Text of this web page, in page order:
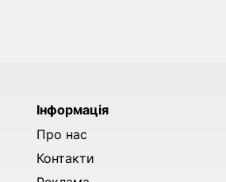
Інформація
Про нас
Контакти